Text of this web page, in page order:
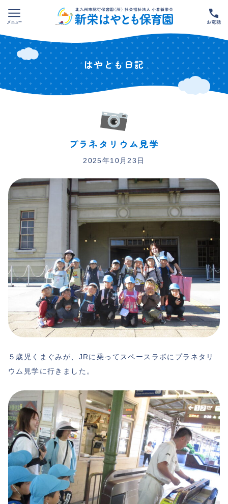
content
はやとも日記
プラネタリウム見学
2025年10月23日
５歳児くまぐみが、JRに乗ってスペースラボにプラネタリ
ウム見学に行きました。